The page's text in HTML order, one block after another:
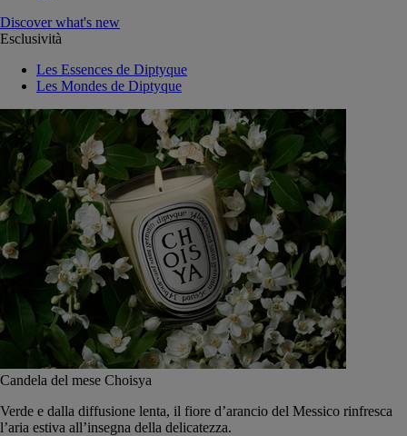
Discover what's new
Esclusività
Les Essences de Diptyque
Les Mondes de Diptyque
Candela del mese Choisya
Verde e dalla diffusione lenta, il fiore d’arancio del Messico rinfresca
l’aria estiva all’insegna della delicatezza.